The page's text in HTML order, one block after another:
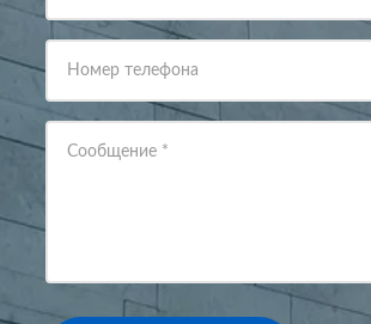
Номер телефона
Сообщение *